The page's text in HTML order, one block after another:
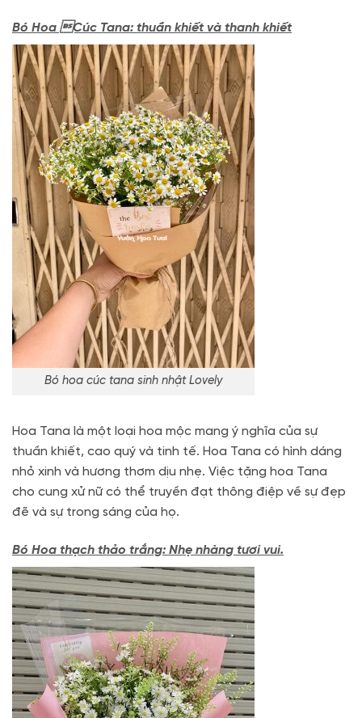
Bó Hoa Cúc Tana: thuần khiết và thanh khiết
Bó hoa cúc tana sinh nhật Lovely
Hoa Tana là một loại hoa mộc mang ý nghĩa của sự
thuần khiết, cao quý và tinh tế. Hoa Tana có hình dáng
nhỏ xinh và hương thơm dịu nhẹ. Việc tặng hoa Tana
cho cung xử nữ có thể truyền đạt thông điệp về sự đẹp
đẽ và sự trong sáng của họ.
Bó Hoa thạch thảo trắng: Nhẹ nhàng tươi vui.